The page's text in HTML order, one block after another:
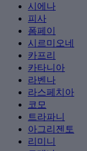
시에나
피사
폼페이
시르미오네
카프리
카타니아
라벤나
라스페치아
코모
트라파니
아그리젠토
리미니